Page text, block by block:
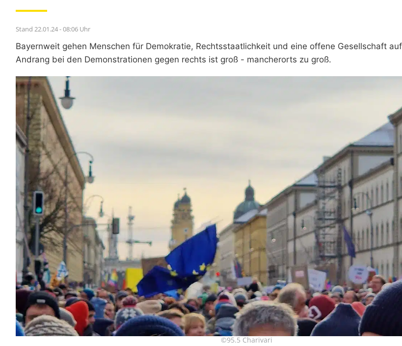
Stand 22.01.24 - 08:06 Uhr
Bayernweit gehen Menschen für Demokratie, Rechtsstaatlichkeit und eine offene Gesellschaft
Andrang bei den Demonstrationen gegen rechts ist groß - mancherorts zu groß.
©95.5 Charivari